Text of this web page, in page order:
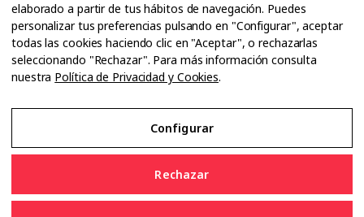
Guías
Dossier
Anuarios
Ofertas de empleo
elaborado a partir de tus hábitos de navegación. Puedes
personalizar tus preferencias pulsando en "Configurar", aceptar
todas las cookies haciendo clic en "Aceptar", o rechazarlas
seleccionando "Rechazar". Para más información consulta
nuestra Política de Privacidad y Cookies.
Configurar
Rechazar
Aviso Legal
Política de Privacidad y Cookies